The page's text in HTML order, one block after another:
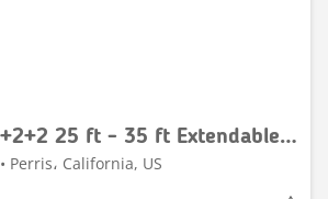
Cozad 75 ton 2+2+2 25 ft - 35 ft Extendable Removable Go
لوادر منخفضة • 1987 • Perris، California, US